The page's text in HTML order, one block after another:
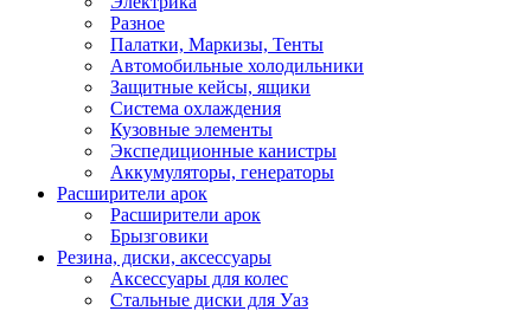
Разное
Палатки, Маркизы, Тенты
Автомобильные холодильники
Защитные кейсы, ящики
Система охлаждения
Кузовные элементы
Экспедиционные канистры
Аккумуляторы, генераторы
Расширители арок
Расширители арок
Брызговики
Резина, диски, аксессуары
Аксессуары для колес
Стальные диски для Уаз